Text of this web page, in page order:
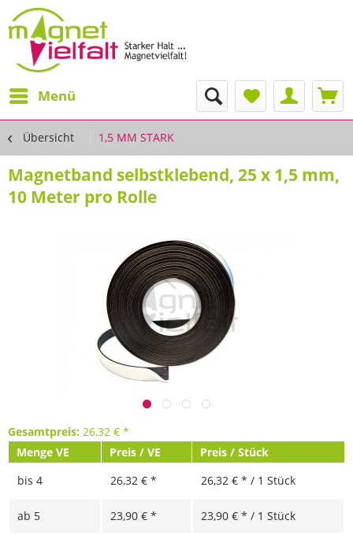
Menü
Übersicht 1,5 MM STARK
Magnetband selbstklebend, 25 x 1,5 mm,
10 Meter pro Rolle
Gesamtpreis: 26,32 € *
Menge VE
Preis / VE
Preis / Stück
bis 4 26,32 € * 26,32 € * / 1 Stück
ab 5 23,90 € * 23,90 € * / 1 Stück